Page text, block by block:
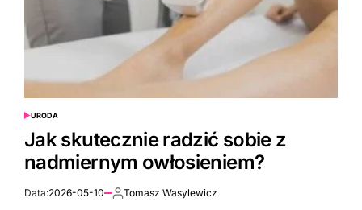
POSTED
URODA
Jak skutecznie radzić sobie z
nadmiernym owłosieniem?
Data:2026-05-10 Autor:
Tomasz Wasylewicz